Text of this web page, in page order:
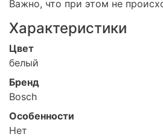
Важно, что при этом не
Характеристики
Цвет
белый
Бренд
Bosch
Особенности
Нет